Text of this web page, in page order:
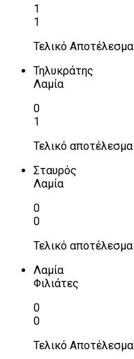
1
1
Τελικό Αποτέλεσμα
Τηλυκράτης
Λαμία
0
1
Τελικό αποτέλεσμα
Σταυρός
Λαμία
0
0
Τελικό αποτέλεσμα
Λαμία
Φιλιάτες
0
0
Τελικό Αποτέλεσμα